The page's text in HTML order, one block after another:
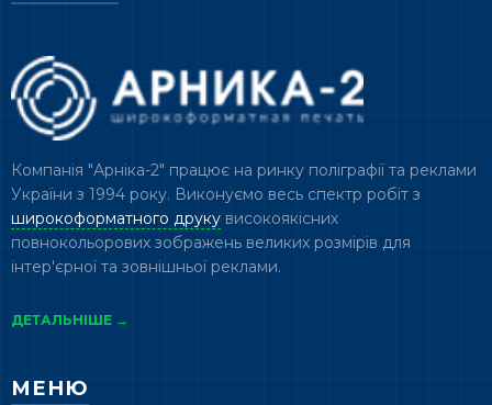
Компанія "Арніка-2" працює на ринку поліграфії та реклами
України з 1994 року. Виконуємо весь спектр робіт з
широкоформатного друкувисокоякісних
повнокольорових зображень великих розмірів для
інтер'єрної та зовнішньої реклами.
ДЕТАЛЬНІШЕ →
МЕНЮ